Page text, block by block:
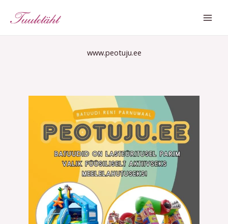
www.peotuju.ee